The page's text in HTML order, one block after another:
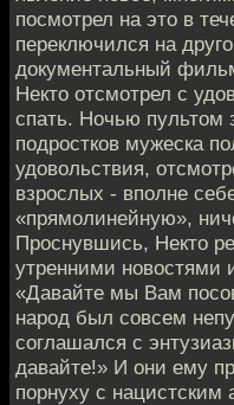
посмотрел на это в
переключился на
документальный
Некто отсмотрел с
спать. Ночью пультом
подростков мужеска
удовольствия,
взрослых - вполне
«прямолинейную»,
Проснувшись, Некто
утренними новостями
«Давайте мы Вам
народ был совсем
соглашался с
давайте!» И они ему
порнуху с нацистским